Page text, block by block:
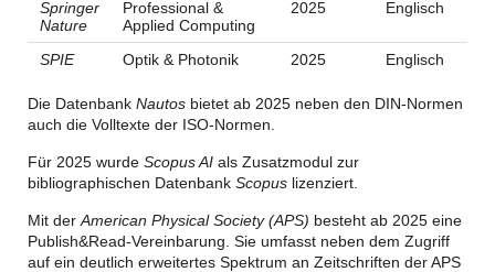
Springer
Nature
Professional &
Applied Computing
2025 Englisch
SPIE Optik & Photonik 2025 Englisch
Die Datenbank Nautos bietet ab 2025 neben den DIN-Normen
auch die Volltexte der ISO-Normen.
Für 2025 wurde Scopus AI als Zusatzmodul zur
bibliographischen Datenbank Scopus lizenziert.
Mit der American Physical Society (APS) besteht ab 2025 eine
Publish&Read-Vereinbarung. Sie umfasst neben dem Zugriff
auf ein deutlich erweitertes Spektrum an Zeitschriften der APS